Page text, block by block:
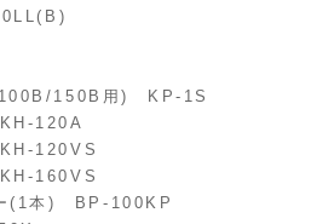
100B/150B用) KP-1S
120A
120VS
160VS
(1本) BP-100KP